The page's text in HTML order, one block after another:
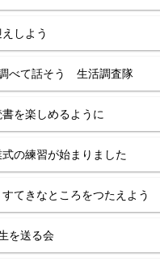
しよう
べて話そう 生活調査隊
を楽しめるように
の練習が始まりました
てきなところをつたえよう
を送る会